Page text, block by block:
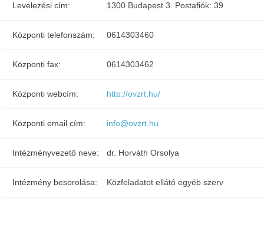
Levelezési cím: 1300 Budapest 3. Postafiók: 39
Központi telefonszám: 0614303460
Központi fax: 0614303462
Központi webcím: http://ovzrt.hu/
Központi email cím: info@ovzrt.hu
Intézményvezető neve: dr. Horváth Orsolya
Intézmény besorolása: Közfeladatot ellátó egyéb szerv